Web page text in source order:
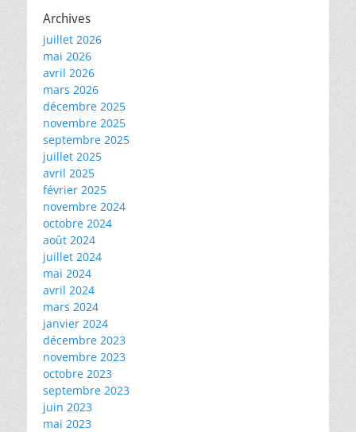
Archives
juillet 2026
mai 2026
avril 2026
mars 2026
décembre 2025
novembre 2025
septembre 2025
juillet 2025
avril 2025
février 2025
novembre 2024
octobre 2024
août 2024
juillet 2024
mai 2024
avril 2024
mars 2024
janvier 2024
décembre 2023
novembre 2023
octobre 2023
septembre 2023
juin 2023
mai 2023